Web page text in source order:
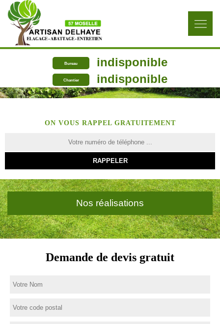
Bureau indisponible
Chantier indisponible
ON VOUS RAPPEL GRATUITEMENT
Nos réalisations
Demande de devis gratuit